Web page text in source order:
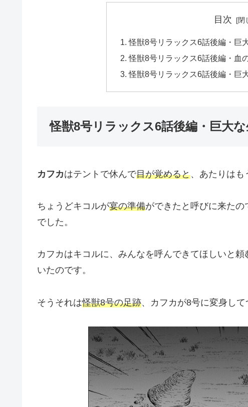
目次
怪獣8号リラックス6話後編・巨
怪獣8号リラックス6話後編・血
怪獣8号リラックス6話後編・巨
怪獣8号リラックス6話後編・巨大
カフカはテントで休んで目が覚めると、あたりはも
ちょうどキコルが宴の準備ができたと呼びに来たの
でした。
カフカはキコルに、みんなを呼んできてほしいと
いたのです。
そうそれは怪獣8号の足跡、カフカが8号に変身して